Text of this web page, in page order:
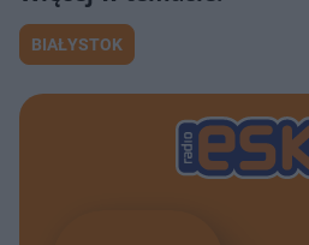
BIAŁYSTOK